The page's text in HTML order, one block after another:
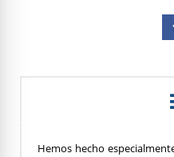
Hemos hecho